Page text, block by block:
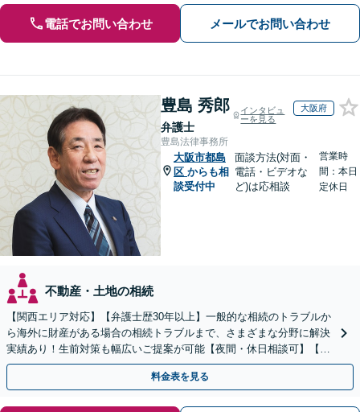
電話でお問い合わせ メールでお問い合わせ
豊島 秀郎
弁護士
インタビュ
ーを見る
大阪府
豊島法律事務所
大阪市都島
区 からも相
談受付中
面談方法(対面・
電話・ビデオな
ど)は応相談
営業時
間：本日
定休日
不動産・土地の相続
【関西エリア対応】【弁護士歴30年以上】一般的な相続のトラブルか
ら海外に財産がある場合の相続トラブルまで、さまざまな分野に解決
実績あり！生前対策も幅広いご提案が可能【夜間・休日相談可】【完
全個室】
料金表を見る